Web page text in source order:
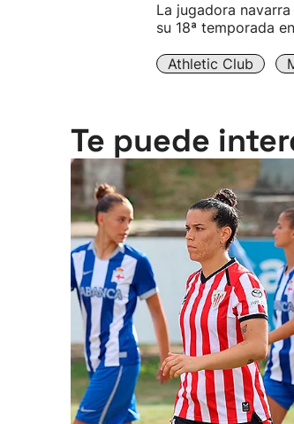
La jugadora
su 18ª temporada
Athletic Club
Te puede